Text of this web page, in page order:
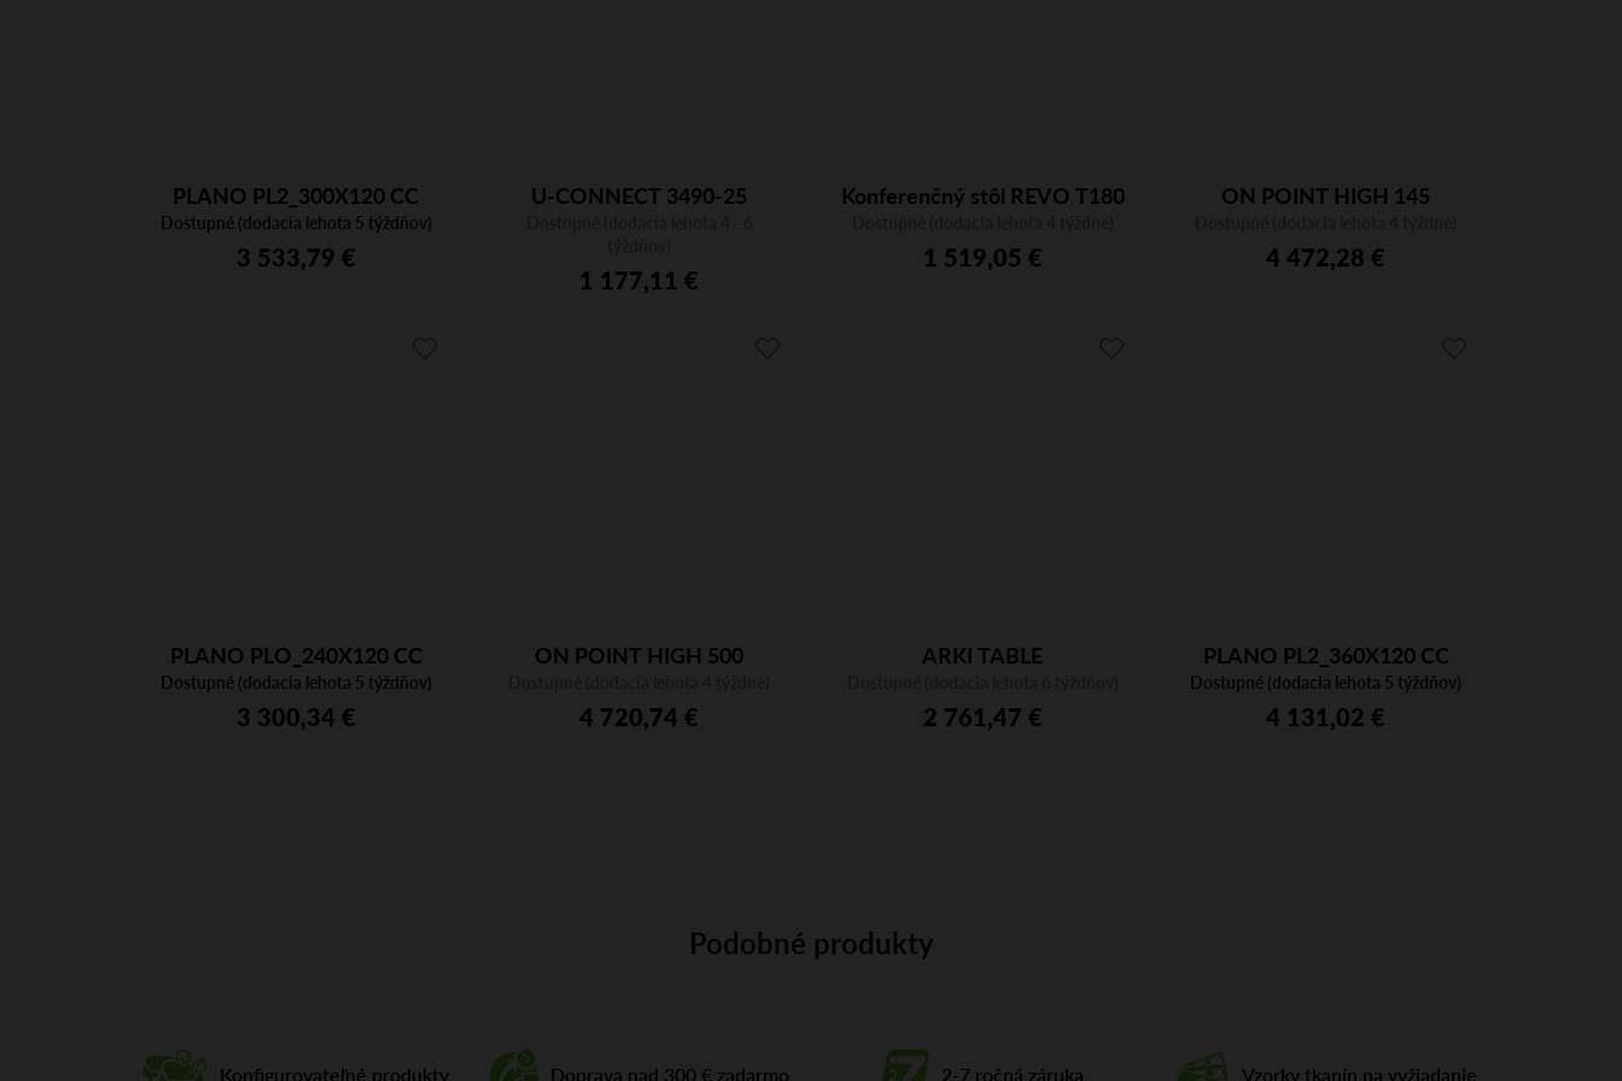
Konfigurovateľné produkty Doprava nad 300 € zadarmo 2-7 ročná záruka Vzorky tkanín na vyžiadanie
PLANO PL2_300X120 CC
BI/CFC BI
Dostupné (dodacia lehota 5 týždňov)
3 533,79 €
U-CONNECT 3490-25
1 177,11 €
Konferenčný stôl REVO T180
1 519,05 €
ON POINT HIGH 145
4 472,28 €
PLANO PLO_240X120 CC
AC/CFC BI
Dostupné (dodacia lehota 5 týždňov)
3 300,34 €
ON POINT HIGH 500
4 720,74 €
ARKI TABLE
2 761,47 €
PLANO PL2_360X120 CC
BI/CFC BI
Dostupné (dodacia lehota 5 týždňov)
4 131,02 €
Podobné produkty